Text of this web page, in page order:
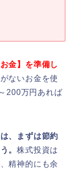
金】を準備し
ないお金を使
200万円あれば
、まずは節約
。株式投資は
精神的にも余